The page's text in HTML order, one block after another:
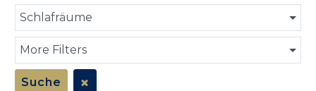
Schlafräume
More Filters
Suche